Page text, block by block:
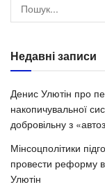
Недавні записи
Денис Улютін про
накопичувальної
добровільну з
Мінсоцполітики
провести реформу
Улютін